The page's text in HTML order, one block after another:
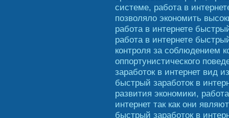
системе, работа в
позволяло экономить
работа в интернете
работа в интернете
контроля за соблюдением
оппортунистического
заработок в интернет вид
быстрый заработок в
развития экономики,
интернет так как они
быстрый заработок в